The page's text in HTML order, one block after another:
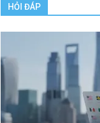
HỎI ĐÁP